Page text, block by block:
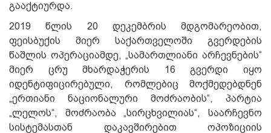
გააქტიურდა.
2019 წლის 20 დეკემბრის მდგომარეობით,
ფეისბუქის მიერ საქართველოში გვერდების
წაშლის ოპერაციამდე, „სამართლიანი არჩევნების“
მიერ ცრუ მხარდაჭერის 16 გვერდი იყო
იდენტიფიცირებული, რომლებიც მოქმედებდნენ
„ერთიანი ნაციონალური მოძრაობის“, პარტია
„ლელოს“, მოძრაობა „სირცხვილიას“, საარჩევნო
სისტემასთან დაკავშირებით ოპოზიციის